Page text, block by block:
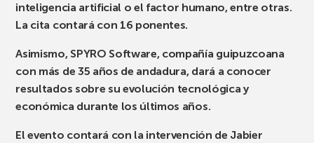
inteligencia artificial o el factor humano, entre otras.
La cita contará con 16 ponentes.
Asimismo, SPYRO Software, compañía guipuzcoana
con más de 35 años de andadura, dará a conocer
resultados sobre su evolución tecnológica y
económica durante los últimos años.
El evento contará con la intervención de Jabier